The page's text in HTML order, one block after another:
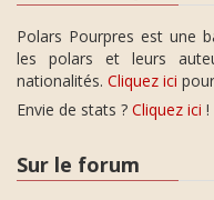
Polars Pourpres est une
les polars et leurs
nationalités. Cliquez ici
Envie de stats ? Cliquez ici !
Sur le forum